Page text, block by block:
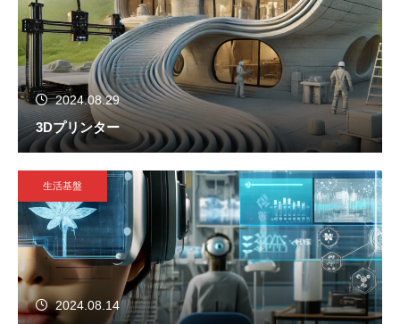
2024.08.29
3Dプリンター
生活基盤
2024.08.14